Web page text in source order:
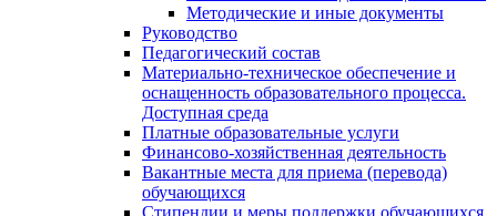
Методические и иные документы
Руководство
Педагогический состав
Материально-техническое обеспечение и
оснащенность образовательного процесса.
Доступная среда
Платные образовательные услуги
Финансово-хозяйственная деятельность
Вакантные места для приема (перевода)
обучающихся
Стипендии и меры поддержки обучающихся